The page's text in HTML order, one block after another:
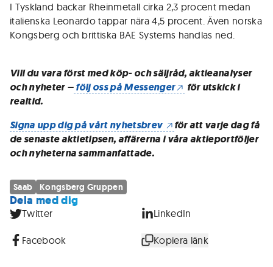
I Tyskland backar Rheinmetall cirka 2,3 procent medan
italienska Leonardo tappar nära 4,5 procent. Även norska
Kongsberg och brittiska BAE Systems handlas ned.
Vill du vara först med köp- och säljråd, aktieanalyser
och nyheter –följ oss på Messenger
för utskick i
realtid.
Signa upp dig på vårt nyhetsbrev
för att varje dag få
de senaste aktietipsen, affärerna i våra aktieportföljer
och nyheterna sammanfattade.
Saab Kongsberg Gruppen
Dela med dig
Twitter LinkedIn
Facebook Kopiera länk